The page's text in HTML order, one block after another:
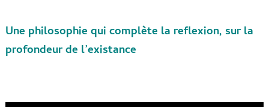
Une philosophie qui complète la reflexion, sur la
profondeur de l’existance